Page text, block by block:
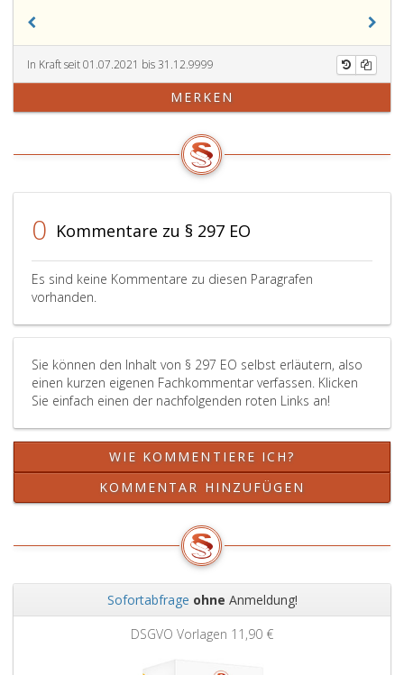
den
sonstigen
Angaben
über
Art
Empfänger
für
diese
Forderung
nicht
im
so
In Kraft seit 01.07.2021 bis 31.12.9999
MERKEN
0 Kommentare zu § 297 EO
Es sind keine Kommentare zu diesen Paragrafen
vorhanden.
Sie können den Inhalt von § 297 EO selbst erläutern, also
einen kurzen eigenen Fachkommentar verfassen. Klicken
Sie einfach einen der nachfolgenden roten Links an!
WIE KOMMENTIERE ICH?
KOMMENTAR HINZUFÜGEN
Sofortabfrage ohne Anmeldung!
11,90 €